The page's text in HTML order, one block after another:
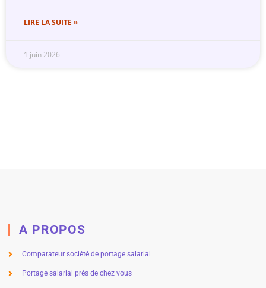
LIRE LA SUITE »
1 juin 2026
A PROPOS
Comparateur société de portage salarial
Portage salarial près de chez vous